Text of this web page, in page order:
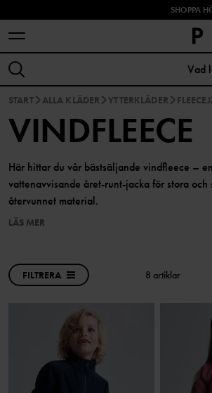
SHOPPA
START ALLA KLÄDER YTTERKLÄDER
VINDFLEECE
Här hittar du vår bästsäljande vindfleece –
vattenavvisande året-runt-jacka för stora och
återvunnet material.
LÄS MER
FILTRERA 8 artiklar